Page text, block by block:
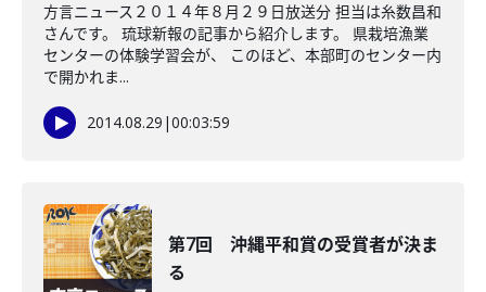
方言ニュース２０１４年８月２９日放送分 担当は糸数昌和
さんです。 琉球新報の記事から紹介します。 県栽培漁業
センターの体験学習会が、 このほど、本部町のセンター内
で開かれま...
2014.08.29 |00:03:59
第7回 沖縄平和賞の受賞者が決ま
る